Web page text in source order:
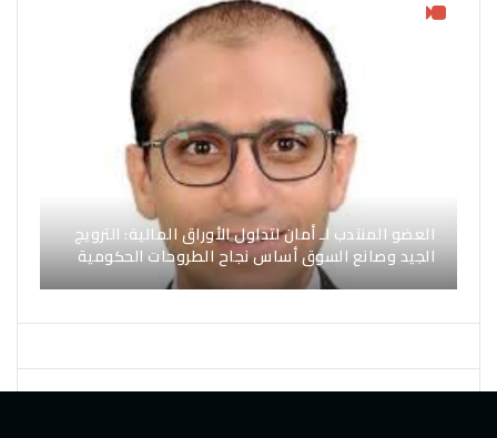
العضو المنتدب لـ أمان لتداول الأوراق المالية: الترويج
الجيد وصانع السوق أساس نجاح الطروحات الحكومية